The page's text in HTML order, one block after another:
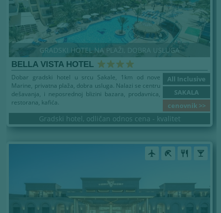
GRADSKI HOTEL NA PLAŽI, DOBRA USLUGA
BELLA VISTA HOTEL
All Inclusive
SAKALA
cenovnik >>
Dobar gradski hotel u srcu Sakale, 1km od nove
Marine, privatna plaža, dobra usluga. Nalazi se centru
dešavanja, i neposrednoj blizini bazara, prodavnica,
restorana, kafića.
Gradski hotel, odličan odnos cena - kvalitet
airplanemode_active beach_access restaurant local_bar